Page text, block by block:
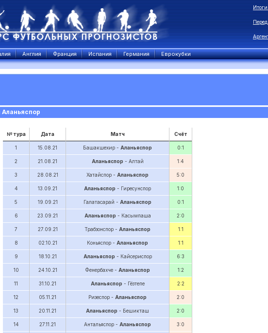
Англия Франция Испания Германия Еврокубки
№ тура Дата Матч Счёт
1 15.08.21 Башакшехир - Аланьяспор 0:1
2 21.08.21 Аланьяспор - Алтай 1:4
3 28.08.21 Хатайспор - Аланьяспор 5:0
4 13.09.21 Аланьяспор - Гиресунспор 1:0
5 19.09.21 Галатасарай - Аланьяспор 0:1
6 23.09.21 Аланьяспор - Касымпаша 2:0
7 27.09.21 Трабзонспор - Аланьяспор 1:1
8 02.10.21 Коньяспор - Аланьяспор 1:1
9 18.10.21 Аланьяспор - Кайсериспор 6:3
10 24.10.21 Фенербахче - Аланьяспор 1:2
11 31.10.21 Аланьяспор - Гёзтепе 2:2
12 05.11.21 Ризеспор - Аланьяспор 2:0
13 20.11.21 Аланьяспор - Бешикташ 2:0
14 27.11.21 Антальяспор - Аланьяспор 3:0